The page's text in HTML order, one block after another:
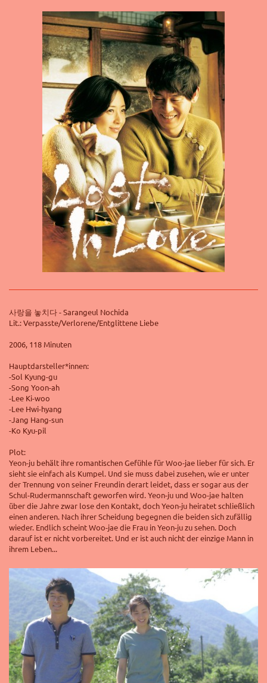
사랑을 놓치다 - Sarangeul Nochida
Lit.: Verpasste/Verlorene/Entglittene Liebe
2006, 118 Minuten
Hauptdarsteller*innen:
-Sol Kyung-gu
-Song Yoon-ah
-Lee Ki-woo
-Lee Hwi-hyang
-Jang Hang-sun
-Ko Kyu-pil
Plot:
Yeon-ju behält ihre romantischen Gefühle für Woo-jae lieber für sich. Er
sieht sie einfach als Kumpel. Und sie muss dabei zusehen, wie er unter
der Trennung von seiner Freundin derart leidet, dass er sogar aus der
Schul-Rudermannschaft geworfen wird. Yeon-ju und Woo-jae halten
über die Jahre zwar lose den Kontakt, doch Yeon-ju heiratet schließlich
einen anderen. Nach ihrer Scheidung begegnen die beiden sich zufällig
wieder. Endlich scheint Woo-jae die Frau in Yeon-ju zu sehen. Doch
darauf ist er nicht vorbereitet. Und er ist auch nicht der einzige Mann in
ihrem Leben...